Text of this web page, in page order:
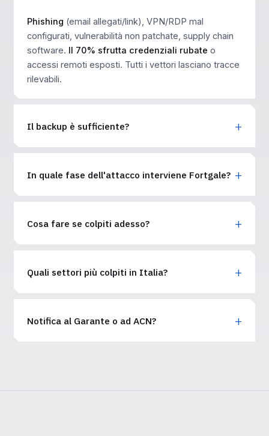
Phishing (email allegati/link), VPN/RDP mal
configurati, vulnerabilità non patchate, supply chain
software. Il 70% sfrutta credenziali rubate o
accessi remoti esposti. Tutti i vettori lasciano tracce
rilevabili.
Il backup è sufficiente?
In quale fase dell'attacco interviene Fortgale?
Cosa fare se colpiti adesso?
Quali settori più colpiti in Italia?
Notifica al Garante o ad ACN?